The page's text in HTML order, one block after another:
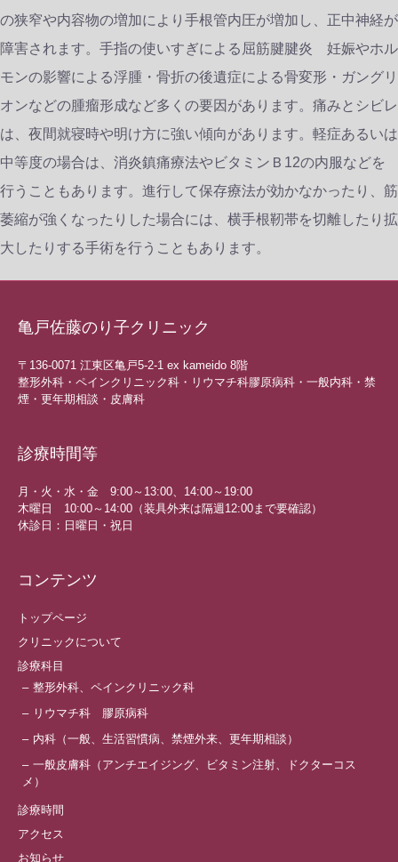
の狭窄や内容物の増加により手根管内圧が増加し、正中神経が
障害されます。手指の使いすぎによる屈筋腱腱炎 妊娠やホル
モンの影響による浮腫・骨折の後遺症による骨変形・ガングリ
オンなどの腫瘤形成など多くの要因があります。痛みとシビレ
は、夜間就寝時や明け方に強い傾向があります。軽症あるいは
中等度の場合は、消炎鎮痛療法やビタミンＢ12の内服などを
行うこともあります。進行して保存療法が効かなかったり、筋
萎縮が強くなったりした場合には、横手根靭帯を切離したり拡
大したりする手術を行うこともあります。
亀戸佐藤のり子クリニック
〒136-0071 江東区亀戸5-2-1 ex kameido 8階
整形外科・ペインクリニック科・リウマチ科膠原病科・一般内科・禁
煙・更年期相談・皮膚科
診療時間等
月・火・水・金 9:00～13:00、14:00～19:00
木曜日 10:00～14:00（装具外来は隔週12:00まで要確認）
休診日：日曜日・祝日
コンテンツ
トップページ
クリニックについて
診療科目
整形外科、ペインクリニック科
リウマチ科 膠原病科
内科（一般、生活習慣病、禁煙外来、更年期相談）
一般皮膚科（アンチエイジング、ビタミン注射、ドクターコス
メ）
診療時間
アクセス
お知らせ